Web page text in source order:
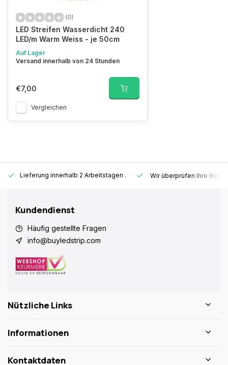
(0)
LED Streifen Wasserdicht 240
LED/m Warm Weiss - je 50cm
Auf Lager
Versand innerhalb von 24 Stunden
€7,00
Vergleichen
Lieferung innerhalb 2 Arbeitstagen . Wir überprüfen ihre
Kundendienst
Häufig gestellte Fragen
info@buyledstrip.com
Nützliche Links
Informationen
Kontaktdaten